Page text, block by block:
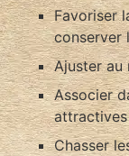
Favoriser
conserver
Ajuster au
Associer
Chasser